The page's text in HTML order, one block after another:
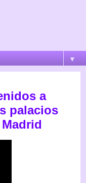
▼
a
palacios